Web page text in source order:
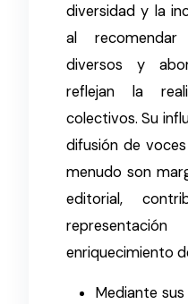
diversidad y la
al
diversos y
reflejan la
colectivos. Su
difusión de
menudo son
editorial,
enriquecimiento
Mediante